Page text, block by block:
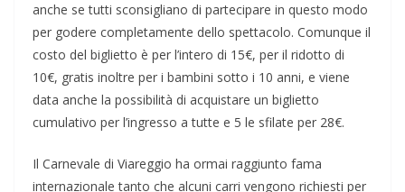
anche se tutti sconsigliano di partecipare in questo modo
per godere completamente dello spettacolo. Comunque il
costo del biglietto è per l’intero di 15€, per il ridotto di
10€, gratis inoltre per i bambini sotto i 10 anni, e viene
data anche la possibilità di acquistare un biglietto
cumulativo per l’ingresso a tutte e 5 le sfilate per 28€.
Il Carnevale di Viareggio ha ormai raggiunto fama
internazionale tanto che alcuni carri vengono richiesti per